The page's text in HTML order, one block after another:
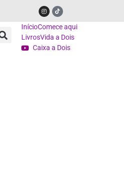
InícioComece aqui
LivrosVida a Dois
Caixa a Dois